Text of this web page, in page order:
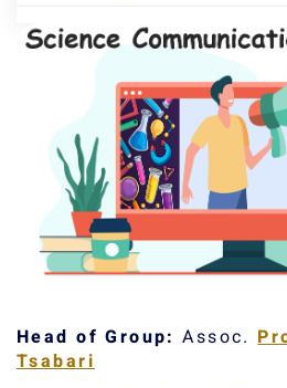
Head of Group:Assoc.
Tsabari